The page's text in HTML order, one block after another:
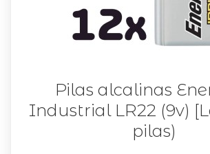
Pilas alcalinas
Industrial LR22 (9v)
pilas)